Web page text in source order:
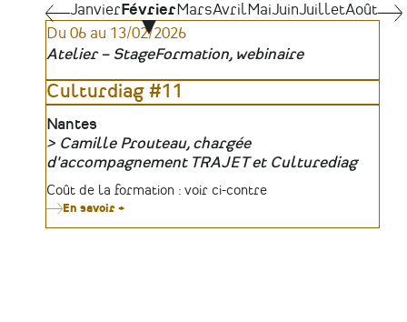
Pagination
JanvierJanvier Février MarsAvrilMaiJuinJuilletAoût
Du 06 au 13/02/2026
Atelier – StageFormation, webinaire
Culturdiag #11
Lieu
Nantes
Organisateur
Camille Prouteau, chargée
d'accompagnement TRAJET et Culturediag
Tarifs
Coût de la formation : voir ci-contre
En savoir +